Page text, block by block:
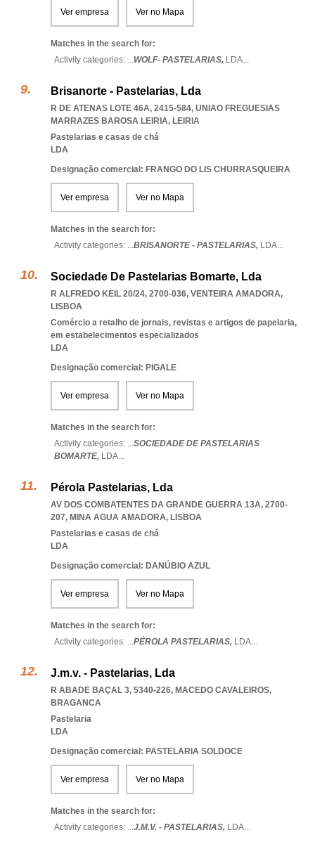
Ver empresa Ver no Mapa
Matches in the search for:
Activity categories: ...WOLF- PASTELARIAS, LDA...
Brisanorte - Pastelarias, Lda
R DE ATENAS LOTE 46A, 2415-584, UNIAO FREGUESIAS
MARRAZES BAROSA LEIRIA, LEIRIA
Pastelarias e casas de chá
LDA
Designação comercial: FRANGO DO LIS CHURRASQUEIRA
Ver empresa Ver no Mapa
Matches in the search for:
Activity categories: ...BRISANORTE - PASTELARIAS, LDA...
Sociedade De Pastelarias Bomarte, Lda
R ALFREDO KEIL 20/24, 2700-036, VENTEIRA AMADORA,
LISBOA
Comércio a retalho de jornais, revistas e artigos de papelaria,
em estabelecimentos especializados
LDA
Designação comercial: PIGALE
Ver empresa Ver no Mapa
Matches in the search for:
Activity categories: ...SOCIEDADE DE PASTELARIAS
BOMARTE, LDA...
Pérola Pastelarias, Lda
AV DOS COMBATENTES DA GRANDE GUERRA 13A, 2700-
207, MINA AGUA AMADORA, LISBOA
Pastelarias e casas de chá
LDA
Designação comercial: DANÚBIO AZUL
Ver empresa Ver no Mapa
Matches in the search for:
Activity categories: ...PÉROLA PASTELARIAS, LDA...
J.m.v. - Pastelarias, Lda
R ABADE BAÇAL 3, 5340-226, MACEDO CAVALEIROS,
BRAGANCA
Pastelaria
LDA
Designação comercial: PASTELARIA SOLDOCE
Ver empresa Ver no Mapa
Matches in the search for:
Activity categories: ...J.M.V. - PASTELARIAS, LDA...